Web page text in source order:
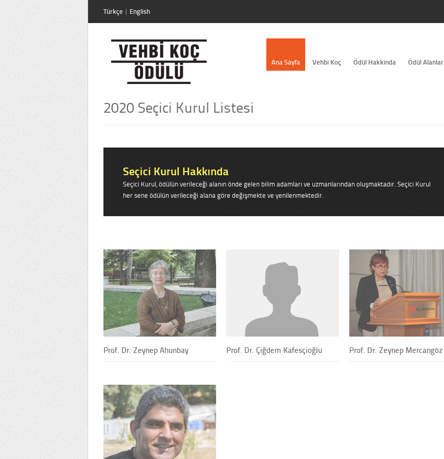
Türkçe | English
Ana Sayfa Vehbi Koç Ödül Hakkinda Ödül Alanlar
2020 Seçici Kurul Listesi
Seçici Kurul Hakkında
Seçici Kurul, ödülün verileceği alanın önde gelen bilim adamları ve uzmanlarından oluşmaktadır. Seçici Kurul
her sene ödülün verileceği alana göre değişmekte ve yenilenmektedir.
Prof. Dr. Zeynep Ahunbay Prof. Dr. Çiğdem Kafesçioğlu Prof. Dr. Zeynep Mercangöz